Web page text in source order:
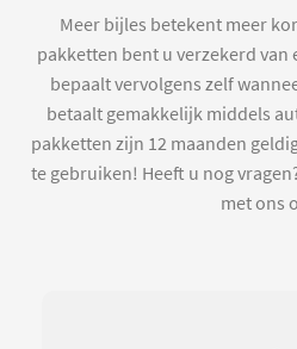
Meer bijles betekent meer
pakketten bent u verzekerd van
bepaalt vervolgens zelf
betaalt gemakkelijk middels
pakketten zijn 12 maanden
te gebruiken! Heeft u nog
met ons